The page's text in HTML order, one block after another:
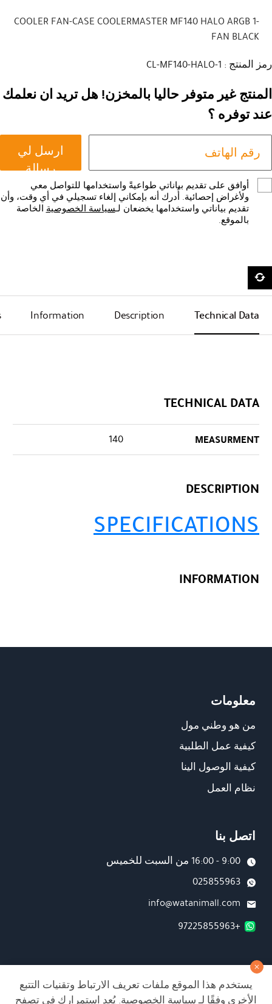
COOLER FAN-CASE COOLERMASTER MF140 HALO ARGB 1-
FAN BLACK
رمز المنتج : CL-MF140-HALO-1
المنتج غير متوفر حاليا بالمخزن! هل تريد ان نعلمك
عند توفره ؟
ارسل لي
رسالة
أوافق على تقديم بياناتي طواعيةً واستخدامها للتواصل معي
ولأغراض إحصائية. أُدرك أنه بإمكاني إلغاء تسجيلي في أي وقت، وأن
تقديم بياناتي واستخدامها يخضعان لـسياسة الخصوصية الخاصة
بالموقع.
Technical Data
Description
Information
TECHNICAL DATA
MEASURMENT
140
DESCRIPTION
SPECIFICATIONS
INFORMATION
معلومات
من هو وطني مول
كيفية عمل الطلبية
كيفية الوصول الينا
نظام العمل
اتصل بنا
9:00 - 16:00 من السبت للخميس
025855963
info@watanimall.com
+97225855963
فروع
تابعونا على صفحة الفيسبوك
يستخدم هذا الموقع ملفات تعريف الارتباط وتقنيات التتبع
الأخرى وفقًا لـسياسة الخصوصية. يُعد استمرارك في تصفح